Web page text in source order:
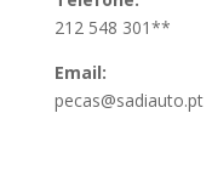
212 548 301**
Email:
pecas@sadiauto.pt